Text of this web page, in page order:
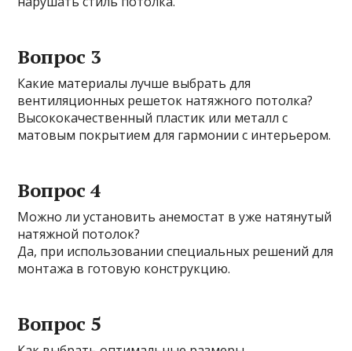
Вопрос 3
Какие материалы лучше выбрать для
вентиляционных решеток натяжного потолка?
Высококачественный пластик или металл с
матовым покрытием для гармонии с интерьером.
Вопрос 4
Можно ли установить анемостат в уже натянутый
натяжной потолок?
Да, при использовании специальных решений для
монтажа в готовую конструкцию.
Вопрос 5